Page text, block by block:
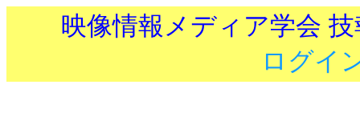
映像情報メディア学会
ログイ